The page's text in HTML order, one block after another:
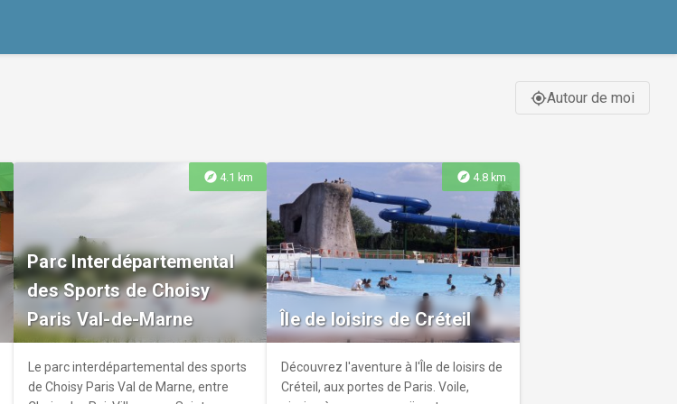
gps_fixedAutour de moi
explore 4.1 km
Parc Interdépartemental
des Sports de Choisy
Paris Val-de-Marne
Le parc interdépartemental des sports
de Choisy Paris Val de Marne, entre
explore 4.8 km
Île de loisirs de Créteil
Découvrez l'aventure à l'Île de loisirs de
Créteil, aux portes de Paris. Voile,